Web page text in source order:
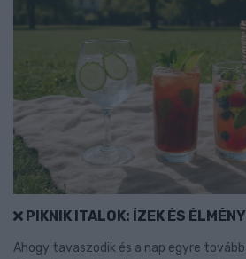
PIKNIK ITALOK: ÍZEK ÉS
Ahogy tavaszodik és a nap egyre